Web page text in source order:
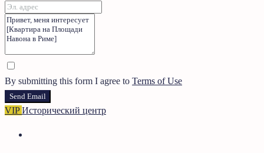
By submitting this form I agree to Terms of Use
Send Email
VIPИсторический центр